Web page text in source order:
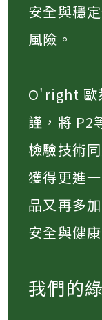
安全與穩
風險​。
O'right 歐
謹，將 P2
檢驗技術
獲得更進
品又再多
安全與健康
我們的